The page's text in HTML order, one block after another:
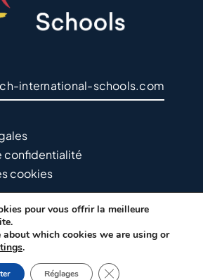
international-schools.com
confidentialité
cookies
y Posicionamiento Web
pour vous offrir la meilleure
which cookies we are using or
.
Réglages Fermer la bannière